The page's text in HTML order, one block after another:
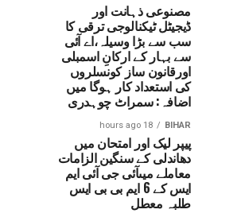
مصنوعی ذہانت اور
ڈیجیٹل ٹیکنالوجی ترقی کا
سب سے بڑا وسیلہ،اے آئی
سے بہار کے ارکانِ اسمبلی
اورقانون ساز کونسلروں
کی استعداد کار ہوگا میں
اضافہ: سمراٹ چوہدری
BIHAR
18 hours ago
پیپر لیک اور امتحان میں
دھاندلی کے سنگین الزامات
معاملے میںآئی جی آئی ایم
ایس کے 6 ایم بی بی ایس
طلبہ معطل